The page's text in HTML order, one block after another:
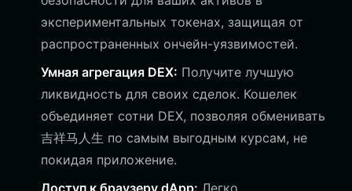
экспериментальных токенах, защищая от
распространенных ончейн-уязвимостей.
Умная агрегация DEX: Получите лучшую
ликвидность для своих сделок. Кошелек
объединяет сотни DEX, позволяя обменивать
吉祥马人生 по самым выгодным курсам, не
покидая приложение.
Доступ к браузеру dApp: Легко